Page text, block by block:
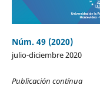
Núm. 49 (2020)
julio-diciembre 2020
Publicación contínua